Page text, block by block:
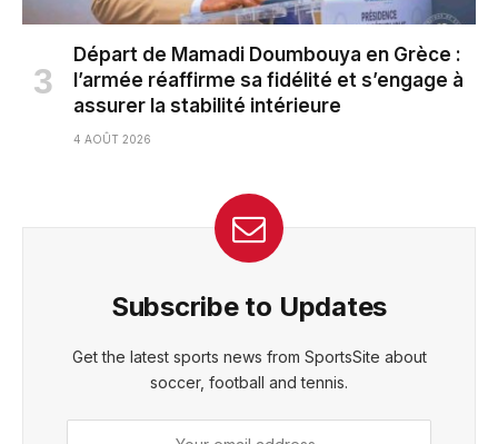
Départ de Mamadi Doumbouya en Grèce :
l’armée réaffirme sa fidélité et s’engage à
assurer la stabilité intérieure
4 AOÛT 2026
Subscribe to Updates
Get the latest sports news from SportsSite about
soccer, football and tennis.